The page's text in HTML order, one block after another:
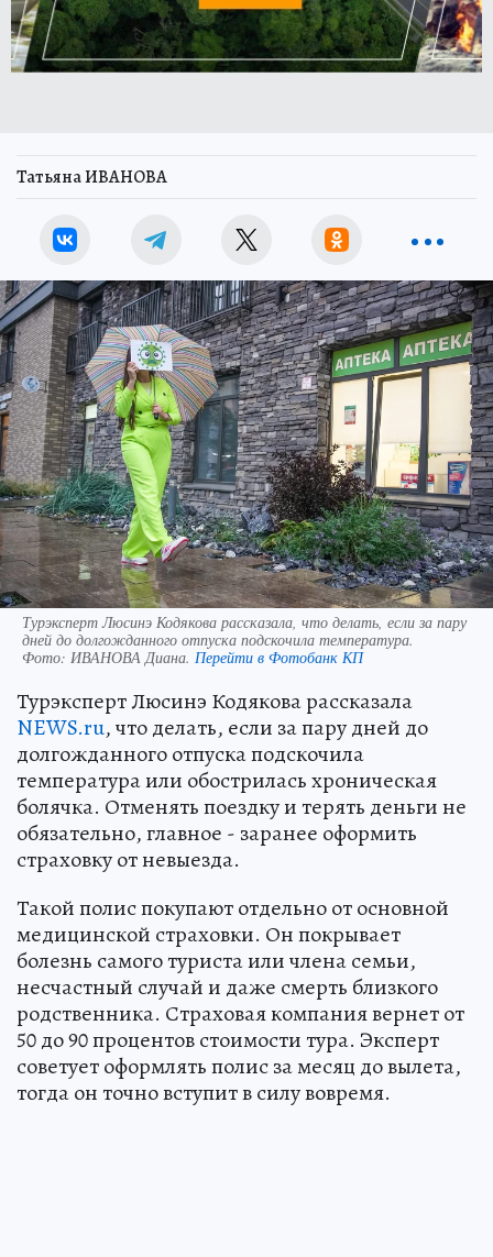
Татьяна ИВАНОВА
Турэксперт Люсинэ Кодякова рассказала, что делать, если за пару
дней до долгожданного отпуска подскочила температура.
Фото: ИВАНОВА Диана. Перейти в Фотобанк КП
Турэксперт Люсинэ Кодякова рассказала
NEWS.ru, что делать, если за пару дней до
долгожданного отпуска подскочила
температура или обострилась хроническая
болячка. Отменять поездку и терять деньги не
обязательно, главное - заранее оформить
страховку от невыезда.
Такой полис покупают отдельно от основной
медицинской страховки. Он покрывает
болезнь самого туриста или члена семьи,
несчастный случай и даже смерть близкого
родственника. Страховая компания вернет от
50 до 90 процентов стоимости тура. Эксперт
советует оформлять полис за месяц до вылета,
тогда он точно вступит в силу вовремя.